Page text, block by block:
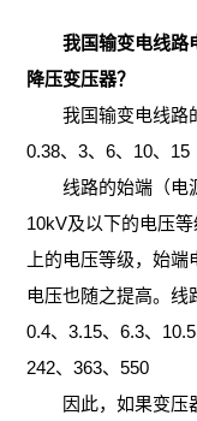
变
器
单
相
变
器
输
电
器
麓
司
用
案
我国输变电线路
降压变压器？
我国输变电线路
0.38、3、6、10、
线路的始端（电
10kV及以下的电压
上的电压等级，始
电压也随之提高。线
0.4、3.15、6.3、
242、363、550
因此，如果变压